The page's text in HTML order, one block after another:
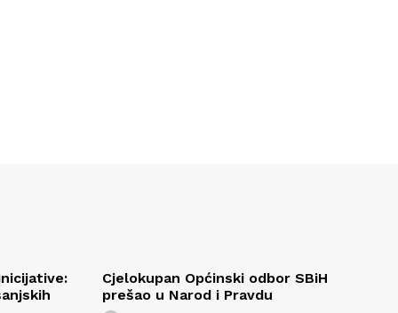
Cjelokupan Općinski odbor SBiH
prešao u Narod i Pravdu